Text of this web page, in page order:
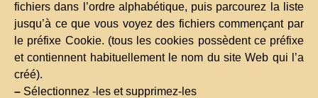
fichiers dans l’ordre alphabétique, puis parcourez la liste
jusqu’à ce que vous voyez des fichiers commençant par
le préfixe Cookie. (tous les cookies possèdent ce préfixe
et contiennent habituellement le nom du site Web qui l’a
créé).
– Sélectionnez -les et supprimez-les